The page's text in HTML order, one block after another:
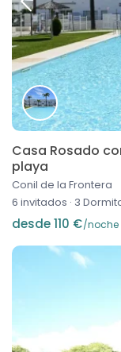
Casa Rosado
playa
Conil de la Frontera
6 invitados · 3
desde 110 €/noche